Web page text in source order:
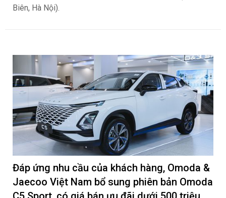
Biên, Hà Nội).
Đáp ứng nhu cầu của khách hàng, Omoda &
Jaecoo Việt Nam bổ sung phiên bản Omoda